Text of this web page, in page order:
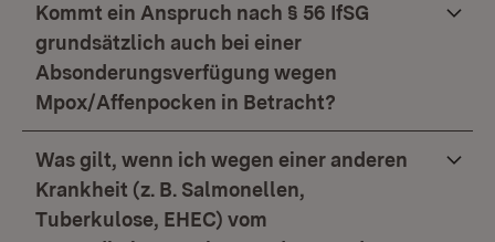
Kommt ein Anspruch nach § 56 IfSG
grundsätzlich auch bei einer
Absonderungsverfügung wegen
Mpox/Affenpocken in Betracht?
Was gilt, wenn ich wegen einer anderen
Krankheit (z. B. Salmonellen,
Tuberkulose, EHEC) vom